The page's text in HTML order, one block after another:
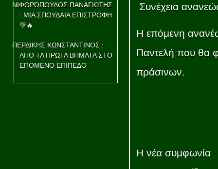
ΝΙΦΟΡΌΠΟΥΛΟΣ ΠΑΝΑΓΙΩΤΗΣ
: ΜΙΑ ΣΠΟΥΔΑΙΑ ΕΠΙΣΤΡΟΦΗ
💚🔥
ΠΕΡΔΙΚΗΣ ΚΩΝΣΤΑΝΤΙΝΟΣ :
ΑΠΟ ΤΑ ΠΡΩΤΑ ΒΗΜΑΤΑ ΣΤΟ
ΕΠΟΜΕΝΟ ΕΠΙΠΕΔΟ
Συνέχεια
Η επόμενη
Παντελή που θα
πράσινων.
Η νέα συμφωνία